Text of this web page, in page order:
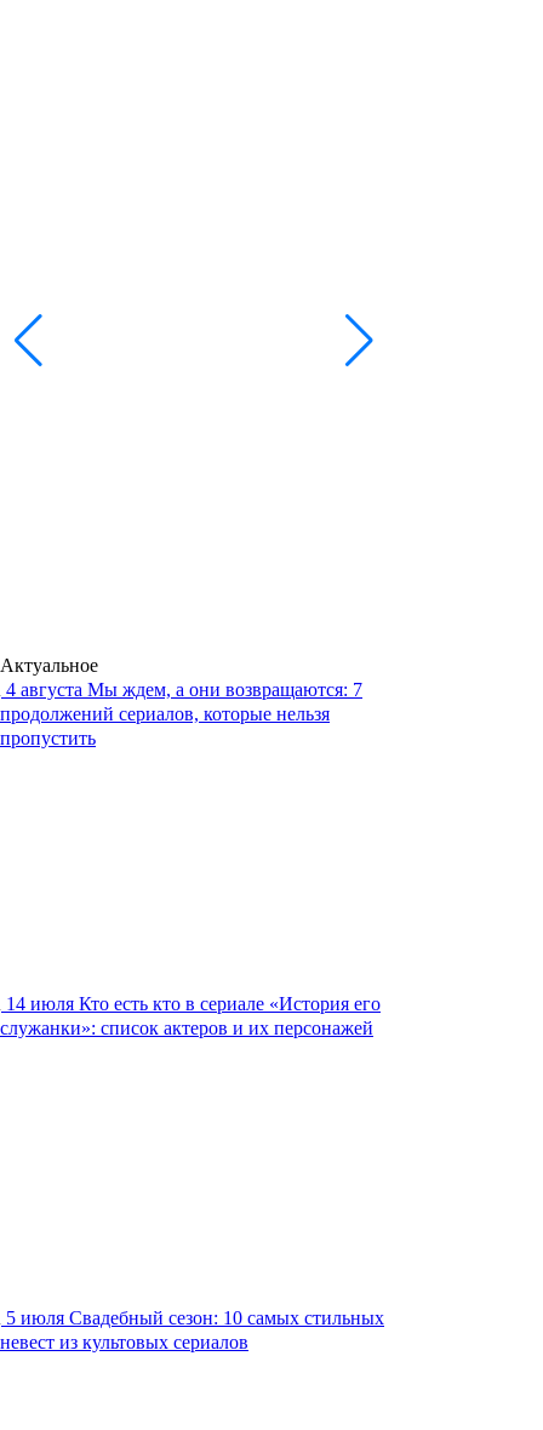
Актуальное
4 августа Мы ждем, а они возвращаются: 7
продолжений сериалов, которые нельзя
пропустить
14 июля Кто есть кто в сериале «История его
служанки»: список актеров и их персонажей
5 июля Свадебный сезон: 10 самых стильных
невест из культовых сериалов